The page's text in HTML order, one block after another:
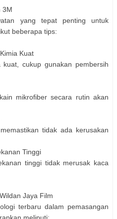
3M
yang tepat penting untuk
beberapa tips:
Kuat
cukup gunakan pembersih
mikrofiber secara rutin akan
tidak ada kerusakan
Tinggi
tinggi tidak merusak kaca
Jaya Film
terbaru dalam pemasangan
meliputi: